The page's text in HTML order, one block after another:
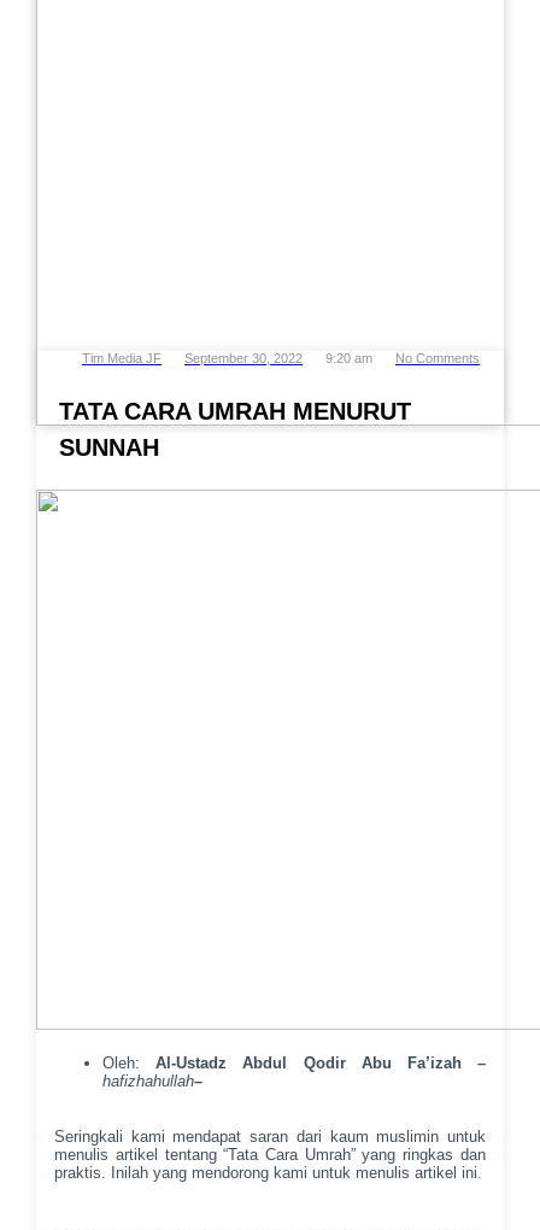
Tim Media JF September 30, 2022 9:20 am No Comments
TATA CARA UMRAH MENURUT
SUNNAH
Oleh:Al-Ustadz Abdul Qodir Abu Fa’izah –
hafizhahullah–
Seringkali kami mendapat saran dari kaum muslimin untuk
menulis artikel tentang “Tata Cara Umrah” yang ringkas dan
praktis. Inilah yang mendorong kami untuk menulis artikel ini.